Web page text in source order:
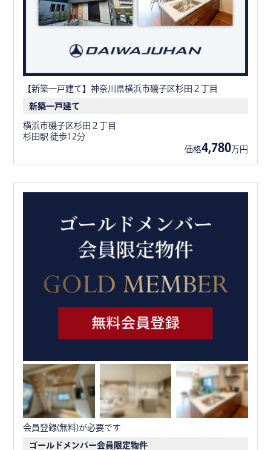
【新築一戸建て】神奈川県横浜市磯子区杉田２丁目
新築一戸建て
横浜市磯子区杉田２丁目
杉田駅 徒歩12分
価格4,780万円
会員登録(無料)が必要です
ゴールドメンバー会員限定物件